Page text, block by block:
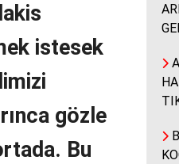
istesek
gözle
Bu